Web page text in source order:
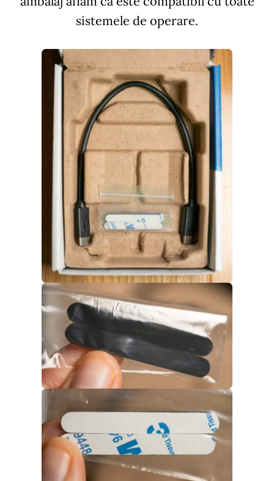
sistemele de operare.